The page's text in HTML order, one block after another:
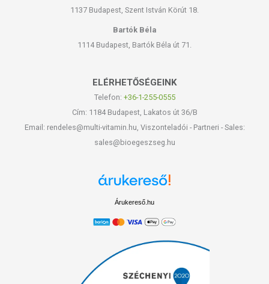
1137 Budapest, Szent István Körút 18.
Bartók Béla
1114 Budapest, Bartók Béla út 71.
ELÉRHETŐSÉGEINK
Telefon: +36-1-255-0555
Cím: 1184 Budapest, Lakatos út 36/B
Email: rendeles@multi-vitamin.hu, Viszonteladói - Partneri - Sales:
sales@bioegeszseg.hu
Árukereső.hu